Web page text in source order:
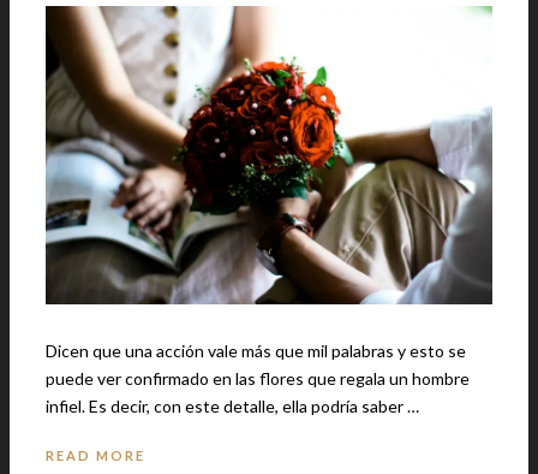
Dicen que una acción vale más que mil palabras y esto se
puede ver confirmado en las flores que regala un hombre
infiel. Es decir, con este detalle, ella podría saber …
READ MORE